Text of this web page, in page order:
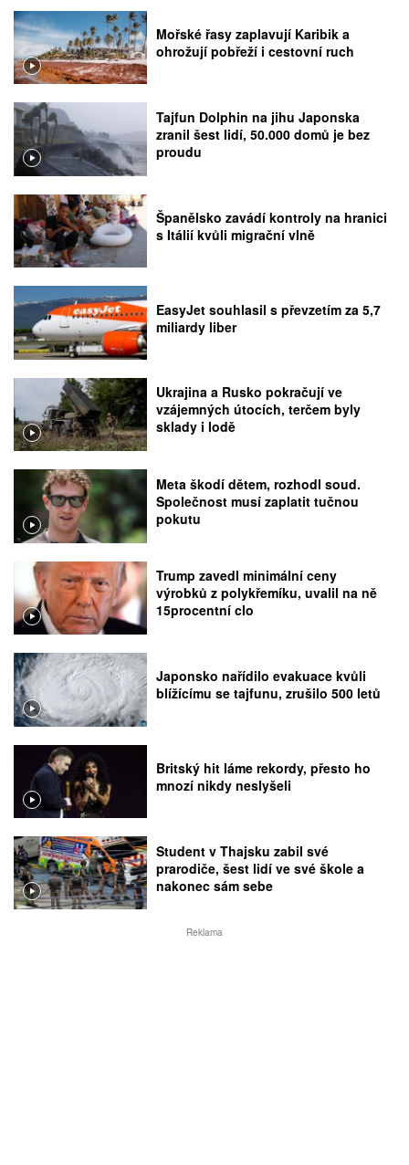
Mořské řasy zaplavují Karibik a
ohrožují pobřeží i cestovní ruch
Tajfun Dolphin na jihu Japonska
zranil šest lidí, 50.000 domů je bez
proudu
Španělsko zavádí kontroly na hranici
s Itálií kvůli migrační vlně
EasyJet souhlasil s převzetím za 5,7
miliardy liber
Ukrajina a Rusko pokračují ve
vzájemných útocích, terčem byly
sklady i lodě
Meta škodí dětem, rozhodl soud.
Společnost musí zaplatit tučnou
pokutu
Trump zavedl minimální ceny
výrobků z polykřemíku, uvalil na ně
15procentní clo
Japonsko nařídilo evakuace kvůli
blížícímu se tajfunu, zrušilo 500 letů
Britský hit láme rekordy, přesto ho
mnozí nikdy neslyšeli
Student v Thajsku zabil své
prarodiče, šest lidí ve své škole a
nakonec sám sebe
Reklama